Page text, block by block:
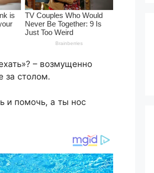
– возмущенно
за столом.
и помочь, а ты нос